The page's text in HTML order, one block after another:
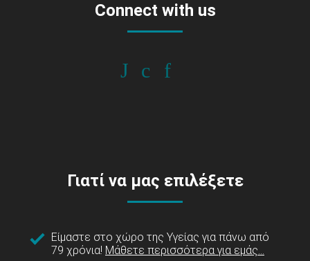
Connect with us
Γιατί να μας επιλέξετε
Είμαστε στο χώρο της Υγείας για πάνω από
79 χρόνια! Μάθετε περισσότερα για εμάς...